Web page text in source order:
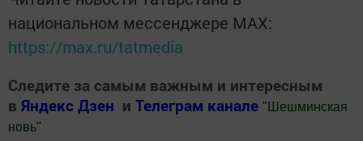
национальном мессенджере MАХ:
https://max.ru/tatmedia
Следите за самым важным и интересным
в Яндекс Дзен и Телеграм канале " Шешминская
новь"